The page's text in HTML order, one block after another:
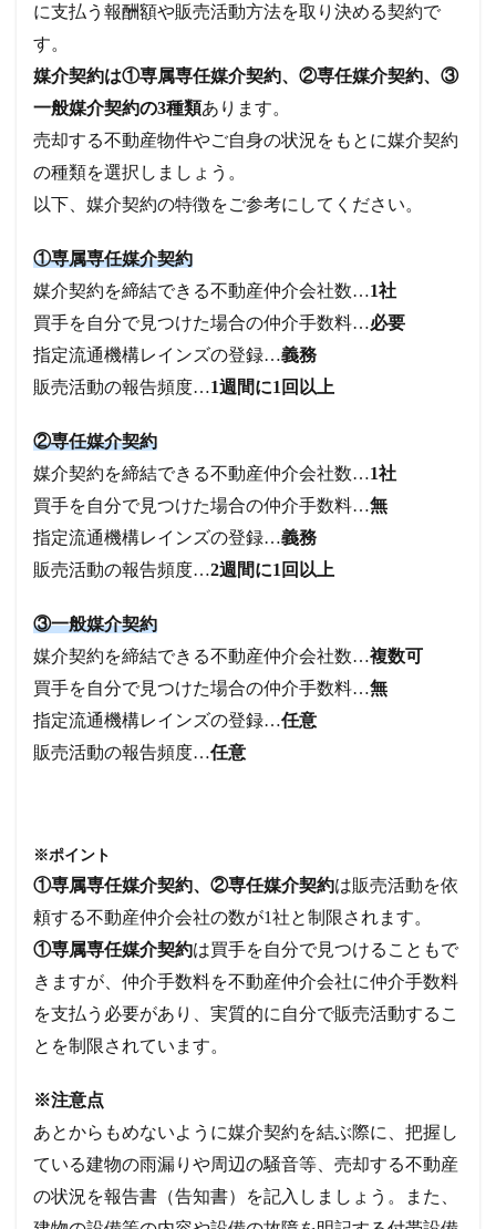
に支払う報酬額や販売活動方法を取り決める契約で
す。
媒介契約は①専属専任媒介契約、②専任媒介契約、③
一般媒介契約の3種類あります。
売却する不動産物件やご自身の状況をもとに媒介契約
の種類を選択しましょう。
以下、媒介契約の特徴をご参考にしてください。
①専属専任媒介契約
媒介契約を締結できる不動産仲介会社数…1社
買手を自分で見つけた場合の仲介手数料…必要
指定流通機構レインズの登録…義務
販売活動の報告頻度…1週間に1回以上
②専任媒介契約
媒介契約を締結できる不動産仲介会社数…1社
買手を自分で見つけた場合の仲介手数料…無
指定流通機構レインズの登録…義務
販売活動の報告頻度…2週間に1回以上
③一般媒介契約
媒介契約を締結できる不動産仲介会社数…複数可
買手を自分で見つけた場合の仲介手数料…無
指定流通機構レインズの登録…任意
販売活動の報告頻度…任意
※ポイント
①専属専任媒介契約、②専任媒介契約は販売活動を依
頼する不動産仲介会社の数が1社と制限されます。
①専属専任媒介契約は買手を自分で見つけることもで
きますが、仲介手数料を不動産仲介会社に仲介手数料
を支払う必要があり、実質的に自分で販売活動するこ
とを制限されています。
※注意点
あとからもめないように媒介契約を結ぶ際に、把握し
ている建物の雨漏りや周辺の騒音等、売却する不動産
の状況を報告書（告知書）を記入しましょう。また、